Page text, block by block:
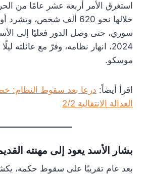
استغرق الأمر أربعة عشر عامًا من
سوري، حتى وصل الدور فعليًا إلى
2024، انهار نظامه، وفرّ مع عائلته
موسكو.
اقرأ أيضاً: درعا بعد سقوط النظام:
العدالة الانتقالية 2/2
بشار الأسد يعود إلى مهنته
بعد عام تقريبًا على سقوط حكمه،